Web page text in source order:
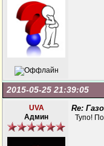
2015-05-25 21:39:05
UVA
Админ
Re:
Тупо!